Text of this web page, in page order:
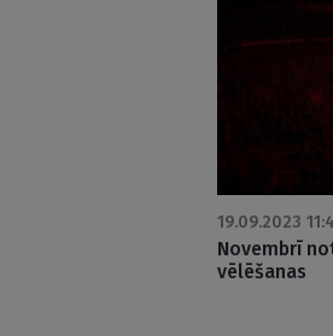
19.09.2023
Novembrī
vēlēšanas